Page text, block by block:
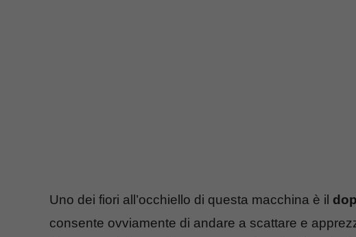
Uno dei fiori all’occhiello di questa macchina è il
consente ovviamente di andare a scattare e